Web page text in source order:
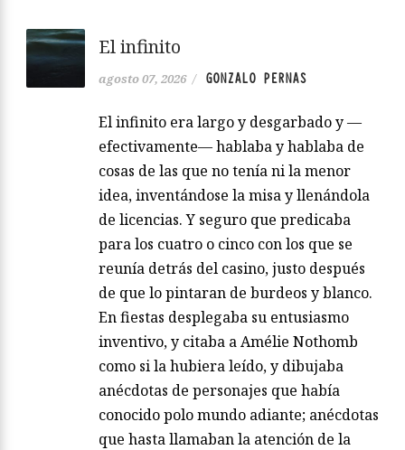
El infinito
agosto 07, 2026 / GONZALO PERNAS
El infinito era largo y desgarbado y —
efectivamente— hablaba y hablaba de
cosas de las que no tenía ni la menor
idea, inventándose la misa y llenándola
de licencias. Y seguro que predicaba
para los cuatro o cinco con los que se
reunía detrás del casino, justo después
de que lo pintaran de burdeos y blanco.
En fiestas desplegaba su entusiasmo
inventivo, y citaba a Amélie Nothomb
como si la hubiera leído, y dibujaba
anécdotas de personajes que había
conocido polo mundo adiante; anécdotas
que hasta llamaban la atención de la